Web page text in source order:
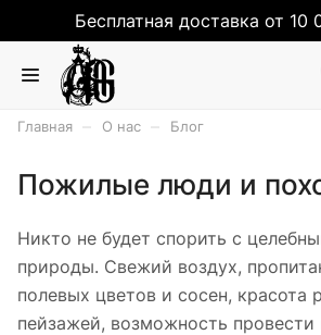
Бесплатная доставка от 10
Главная О нас Блог
Пожилые люди и
Никто не будет спорить с
природы. Свежий воздух,
полевых цветов и сосен, красота
пейзажей, возможность